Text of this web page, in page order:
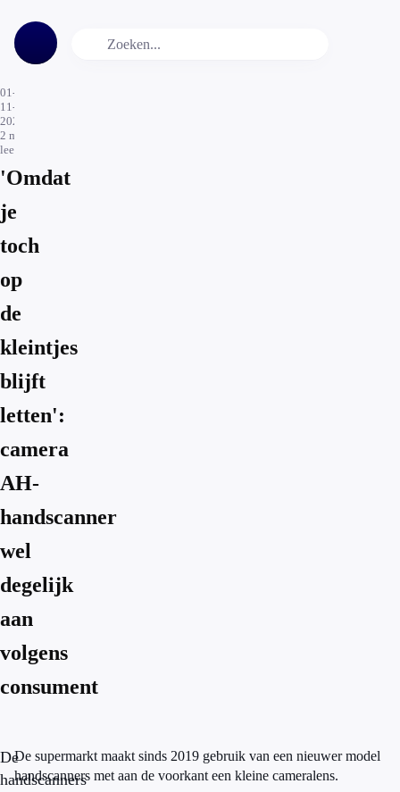
01-
11-
2021
2 min.
leestijd
'Omdat
je
toch
op
de
kleintjes
blijft
letten':
camera
AH-
handscanner
wel
degelijk
aan
volgens
consument
De
handscanners
De supermarkt maakt sinds 2019 gebruik van een nieuwer model
handscanners met aan de voorkant een kleine cameralens.